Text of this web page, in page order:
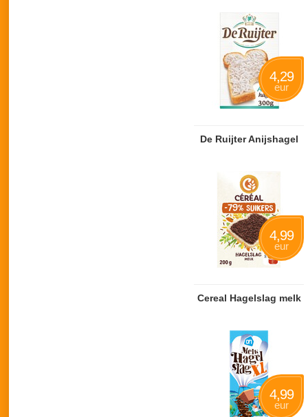
De Ruijter Anijshagel
4,29
eur
Cereal Hagelslag melk
4,99
eur
4,99
eur